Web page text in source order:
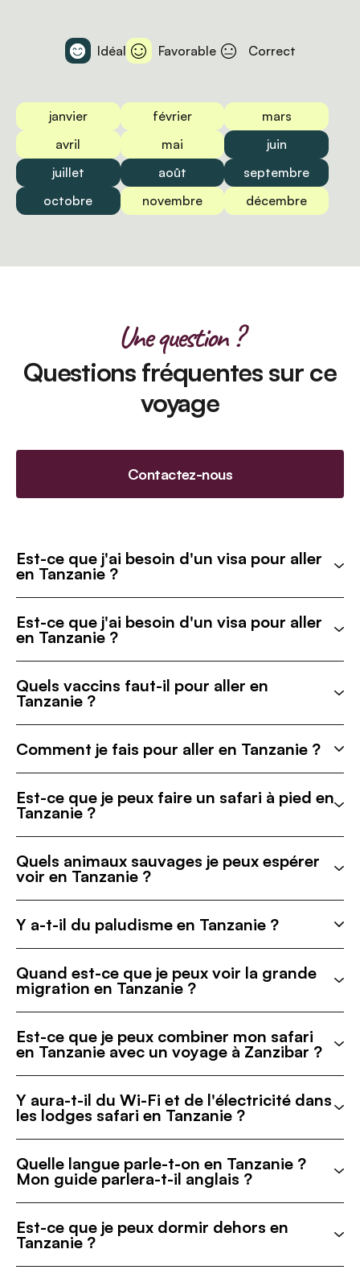
Idéal Favorable Correct
janvier février
mars
avril
mai
juin
juillet
août
septembre
octobre
novembre décembre
Une question ?
Questions fréquentes sur ce
voyage
Contactez-nous
Est-ce que j'ai besoin d'un visa pour aller
en Tanzanie ?
Est-ce que j'ai besoin d'un visa pour aller
en Tanzanie ?
Quels vaccins faut-il pour aller en
Tanzanie ?
Comment je fais pour aller en Tanzanie ?
Est-ce que je peux faire un safari à pied en
Tanzanie ?
Quels animaux sauvages je peux espérer
voir en Tanzanie ?
Y a-t-il du paludisme en Tanzanie ?
Quand est-ce que je peux voir la grande
migration en Tanzanie ?
Est-ce que je peux combiner mon safari
en Tanzanie avec un voyage à Zanzibar ?
Y aura-t-il du Wi-Fi et de l'électricité dans
les lodges safari en Tanzanie ?
Quelle langue parle-t-on en Tanzanie ?
Mon guide parlera-t-il anglais ?
Est-ce que je peux dormir dehors en
Tanzanie ?